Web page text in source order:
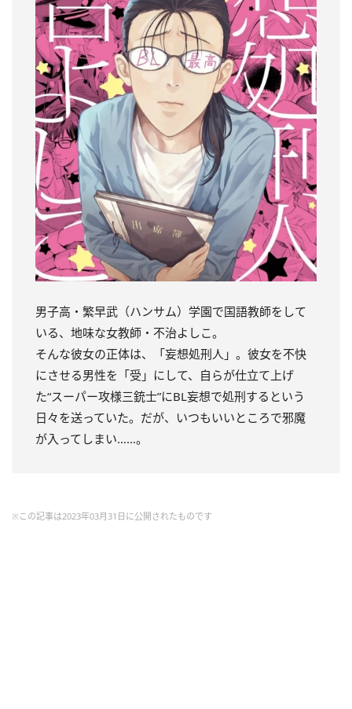
男子高・繁早武（ハンサム）学園で国語教師をして
いる、地味な女教師・不治よしこ。
そんな彼女の正体は、「妄想処刑人」。 彼女を不快
にさせる男性を「受」にして、自らが仕立て上げ
た“スーパー攻様三銃士”にBL妄想で処刑するという
日々を送っていた。 だが、いつもいいところで邪魔
が入ってしまい……。
※この記事は2023年03月31日に公開されたものです